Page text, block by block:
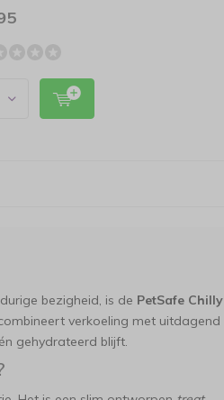
bezigheid, is de PetSafe Chilly
verkoeling met uitdagend
gehydrateerd blijft.